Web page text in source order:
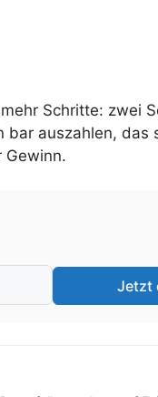
Schritte: zwei
bar auszahlen,
Gewinn.
Jetzt